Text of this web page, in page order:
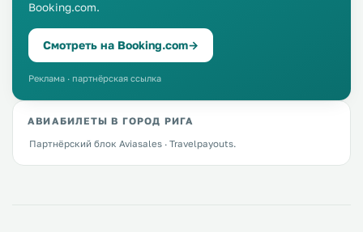
Booking.com.
Смотреть на Booking.com→
Реклама · партнёрская ссылка
АВИАБИЛЕТЫ В ГОРОД РИГА
Партнёрский блок Aviasales · Travelpayouts.